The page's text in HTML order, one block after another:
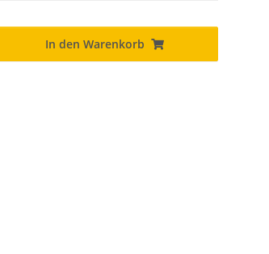
In den Warenkorb